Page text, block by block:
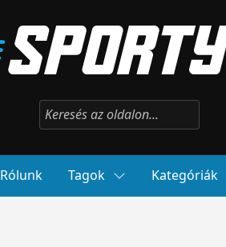
Rólunk Tagok Kategóriák